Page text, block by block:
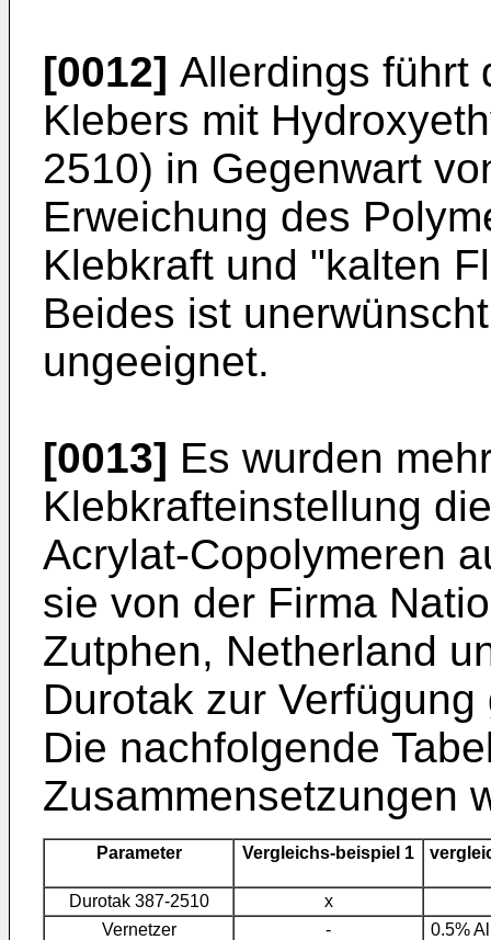
[0012] Allerdings führt
Klebers mit
2510) in Gegenwart
Erweichung des
Klebkraft und "kalten
Beides ist
ungeeignet.
[0013] Es wurden
Klebkrafteinstellung
Acrylat-Copolymeren
sie von der Firma
Zutphen, Netherland
Durotak zur
Die nachfolgende
Zusammensetzungen
Parameter Vergleichs-beispiel 1
Durotak 387-2510
x
Vernetzer
- 0.5%